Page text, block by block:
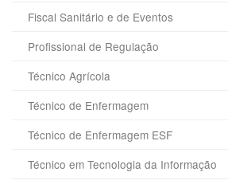
Fiscal Sanitário e de Eventos
Profissional de Regulação
Técnico Agrícola
Técnico de Enfermagem
Técnico de Enfermagem ESF
Técnico em Tecnologia da Informação